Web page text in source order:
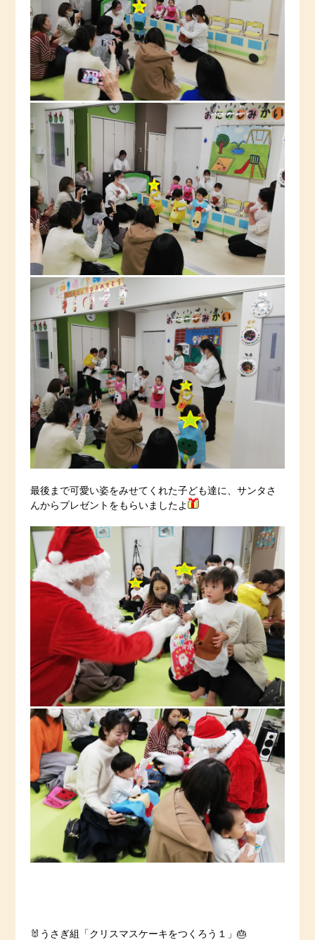
最後まで可愛い姿をみせてくれた子ども達に、サンタさ
んからプレゼントをもらいましたよ
🐰うさぎ組「クリスマスケーキをつくろう１」🎂